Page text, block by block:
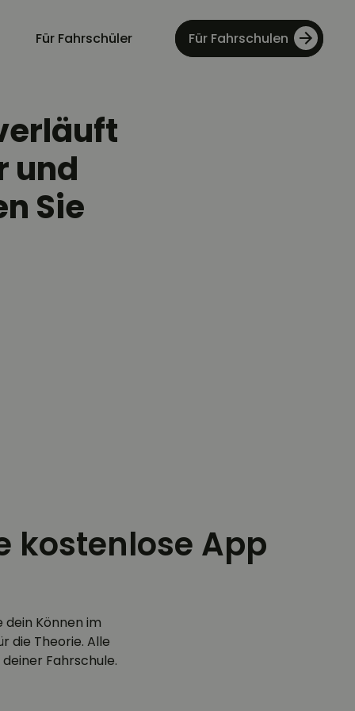
Für Fahrschüler Für Fahrschulen
und
Sie
kostenlose App
Können im
die Theorie. Alle
Fahrschule.